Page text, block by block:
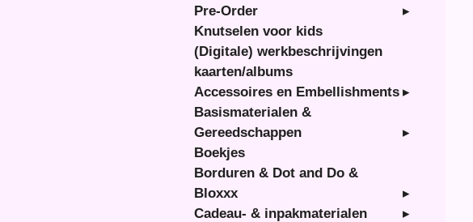
Pre-Order
Knutselen voor kids
(Digitale) werkbeschrijvingen
kaarten/albums
Accessoires en Embellishments
Basismaterialen &
Gereedschappen
Boekjes
Borduren & Dot and Do &
Bloxxx
Cadeau- & inpakmaterialen